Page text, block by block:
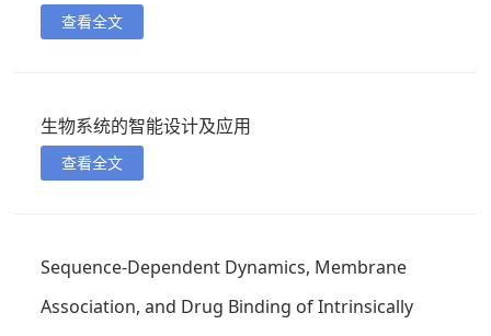
查看全文
生物系统的智能设计及应用
查看全文
Sequence-Dependent Dynamics, Membrane
Association, and Drug Binding of Intrinsically